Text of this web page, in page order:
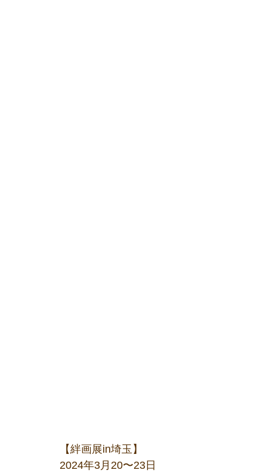
【絆画展in埼玉】
2024年3月20〜23日